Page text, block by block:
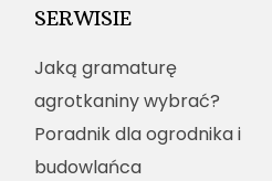
SERWISIE
Jaką gramaturę
agrotkaniny wybrać?
Poradnik dla ogrodnika i
budowlańca